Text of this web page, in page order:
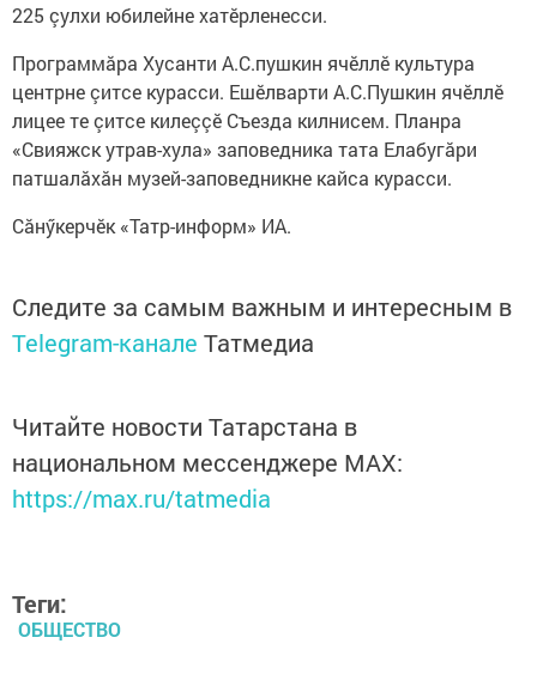
225 çулхи юбилейне хатӗрленесси.
Программăра Хусанти А.С.пушкин ячӗллӗ культура
центрне çитсе курасси. Ешӗлварти А.С.Пушкин ячӗллӗ
лицее те çитсе килеççӗ Съезда килнисем. Планра
«Свияжск утрав-хула» заповедника тата Елабугăри
патшалăхăн музей-заповедникне кайса курасси.
Сăнӳкерчӗк «Татр-информ» ИА.
Следите за самым важным и интересным в
Telegram-канале Татмедиа
Читайте новости Татарстана в
национальном мессенджере MАХ:
https://max.ru/tatmedia
Теги:
ОБЩЕСТВО